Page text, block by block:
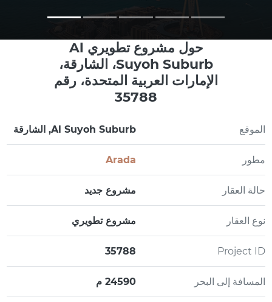
حول مشروع تطويري Al
Suyoh Suburb، الشارقة،
الإمارات العربية المتحدة، رقم
35788
الموقع Al Suyoh Suburb, الشارقة
مطور Arada
حالة العقار مشروع جديد
نوع العقار مشروع تطويري
Project ID
35788
المسافة إلى البحر 24590 م